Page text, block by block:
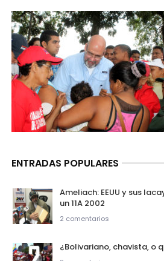
ENTRADAS POPULARES
Ameliach: EEUU y sus
un 11A 2002
2 comentarios
¿Bolivariano, chavista, o